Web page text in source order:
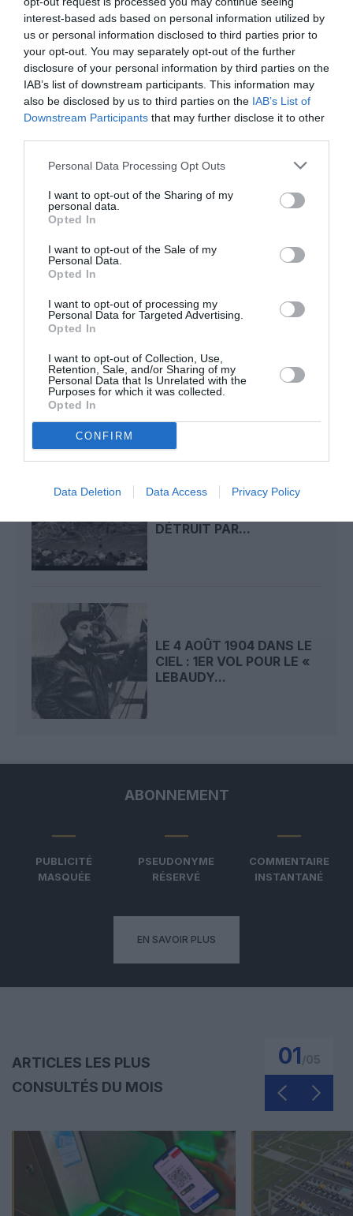
interest-based ads based on personal information utilized by
us or personal information disclosed to third parties prior to
your opt-out. You may separately opt-out of the further
disclosure of your personal information by third parties on the
IAB’s list of downstream participants. This information may
also be disclosed by us to third parties on the IAB’s List of
Downstream Participants that may further disclose it to other
Personal Data Processing Opt Outs
I want to opt-out of the Sharing of my
personal data.
Opted In
I want to opt-out of the Sale of my
Personal Data.
Opted In
I want to opt-out of processing my
Personal Data for Targeted Advertising.
Opted In
I want to opt-out of Collection, Use,
Retention, Sale, and/or Sharing of my
Personal Data that Is Unrelated with the
Purposes for which it was collected.
Opted In
CONFIRM
Data Deletion Data Access Privacy Policy
Aviationa commenté l'article :
Partenariat Malaysia Airlines – SNCF : une offre
intermodale entre Paris-CDG et 27 gares françaises
NDRa commenté l'article :
histoire de l'aviation
CIEL : ROGER SOMMER
PERMET LE SACRE...
LE 5 AOÛT 1908 DANS LE
DÉTRUIT PAR...
LE 4 AOÛT 1904 DANS LE
CIEL : 1ER VOL POUR LE «
LEBAUDY...
ABONNEMENT
PUBLICITÉ
MASQUÉE
PSEUDONYME
RÉSERVÉ
COMMENTAIRE
INSTANTANÉ
EN SAVOIR PLUS
ARTICLES LES PLUS
CONSULTÉS DU MOIS
01